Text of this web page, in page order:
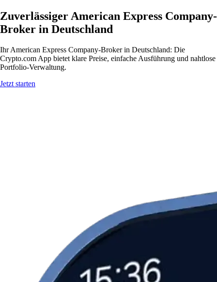
Zuverlässiger American Express Company-
Broker in Deutschland
Ihr American Express Company-Broker in Deutschland: Die
Crypto.com App bietet klare Preise, einfache Ausführung und nahtlose
Portfolio-Verwaltung.
Jetzt starten